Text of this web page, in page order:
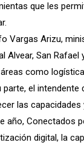
que les
Vargas Arizu,
Alvear, San
como
parte, el
las capacidades
año, Conectados
digital, la